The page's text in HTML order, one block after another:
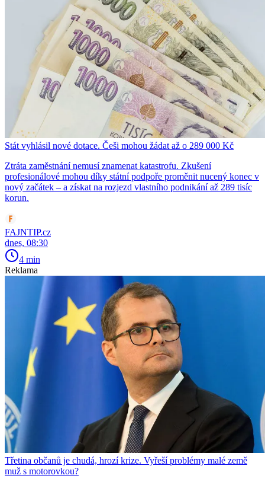
Stát vyhlásil nové dotace. Češi mohou žádat až o 289 000 Kč
Ztráta zaměstnání nemusí znamenat katastrofu. Zkušení
profesionálové mohou díky státní podpoře proměnit nucený konec v
nový začátek – a získat na rozjezd vlastního podnikání až 289 tisíc
korun.
FAJNTIP.cz
dnes, 08:30
4 min
Reklama
Třetina občanů je chudá, hrozí krize. Vyřeší problémy malé země
muž s motorovkou?